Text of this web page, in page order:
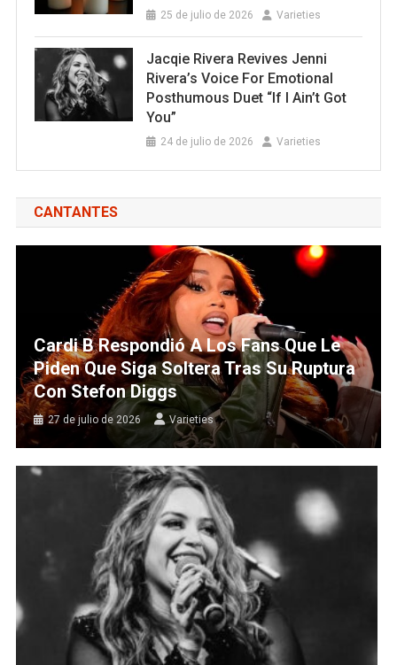
25 de julio de 2026 Varieties
Jacqie Rivera Revives Jenni
Rivera’s Voice For Emotional
Posthumous Duet “If I Ain’t Got
You”
24 de julio de 2026 Varieties
CANTANTES
Cardi B Respondió A Los Fans Que Le
Piden Que Siga Soltera Tras Su Ruptura
Con Stefon Diggs
27 de julio de 2026 Varieties